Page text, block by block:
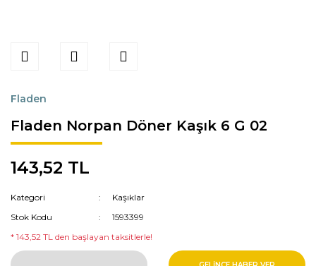
Fladen
Fladen Norpan Döner Kaşık 6 G 02
143,52 TL
Kategori
Kaşıklar
Stok Kodu
1593399
* 143,52 TL den başlayan taksitlerle!